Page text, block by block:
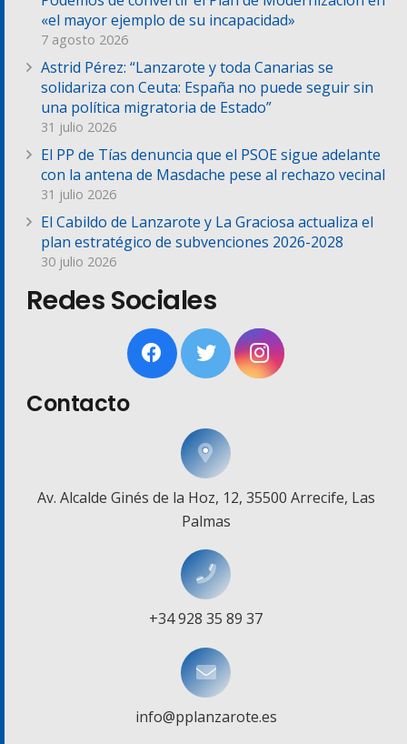
«el mayor ejemplo de su incapacidad»
7 agosto 2026
Astrid Pérez: “Lanzarote y toda Canarias se
solidariza con Ceuta: España no puede seguir sin
una política migratoria de Estado”
31 julio 2026
El PP de Tías denuncia que el PSOE sigue adelante
con la antena de Masdache pese al rechazo vecinal
31 julio 2026
El Cabildo de Lanzarote y La Graciosa actualiza el
plan estratégico de subvenciones 2026-2028
30 julio 2026
Redes Sociales
Contacto
Av. Alcalde Ginés de la Hoz, 12, 35500 Arrecife, Las
Palmas
+34 928 35 89 37
info@pplanzarote.es